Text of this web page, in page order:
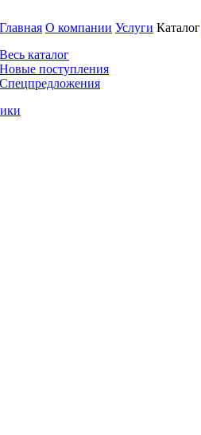
Главная О компании Услуги Каталог
Весь каталог
Новые поступления
Спецпредложения